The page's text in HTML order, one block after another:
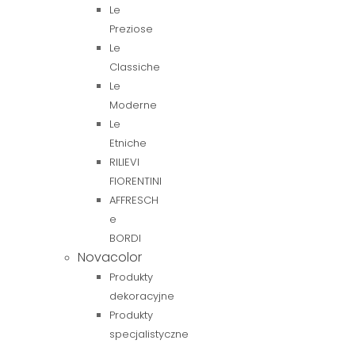
Le
Preziose
Le
Classiche
Le
Moderne
Le
Etniche
RILIEVI
FIORENTINI
AFFRESCH
e
BORDI
Novacolor
Produkty
dekoracyjne
Produkty
specjalistyczne